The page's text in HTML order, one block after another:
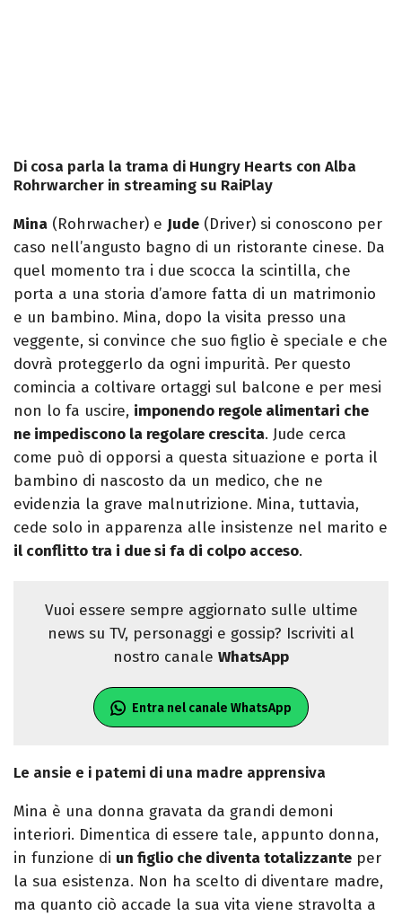
Di cosa parla la trama di Hungry Hearts con Alba
Rohrwarcher in streaming su RaiPlay
Mina (Rohrwacher) e Jude (Driver) si conoscono per
caso nell’angusto bagno di un ristorante cinese. Da
quel momento tra i due scocca la scintilla, che
porta a una storia d’amore fatta di un matrimonio
e un bambino. Mina, dopo la visita presso una
veggente, si convince che suo figlio è speciale e che
dovrà proteggerlo da ogni impurità. Per questo
comincia a coltivare ortaggi sul balcone e per mesi
non lo fa uscire, imponendo regole alimentari che
ne impediscono la regolare crescita. Jude cerca
come può di opporsi a questa situazione e porta il
bambino di nascosto da un medico, che ne
evidenzia la grave malnutrizione. Mina, tuttavia,
cede solo in apparenza alle insistenze nel marito e
il conflitto tra i due si fa di colpo acceso.
Vuoi essere sempre aggiornato sulle ultime
news su TV, personaggi e gossip? Iscriviti al
nostro canale WhatsApp
Entra nel canale WhatsApp
Le ansie e i patemi di una madre apprensiva
Mina è una donna gravata da grandi demoni
interiori. Dimentica di essere tale, appunto donna,
in funzione di un figlio che diventa totalizzante per
la sua esistenza. Non ha scelto di diventare madre,
ma quanto ciò accade la sua vita viene stravolta a